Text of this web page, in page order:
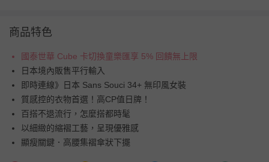
商品特色
國泰世華 Cube 卡切換童樂匯享 5% 回饋無上限
日本境內販售平行輸入
即時連線》日本 Sans Souci 34+ 無印風女裝
質感控的衣物首選！高CP值日牌！
百搭不退流行，怎麼搭都時髦
以細緻的縮褶工藝，呈現優雅感
顯瘦關鍵．高腰集褶傘狀下擺